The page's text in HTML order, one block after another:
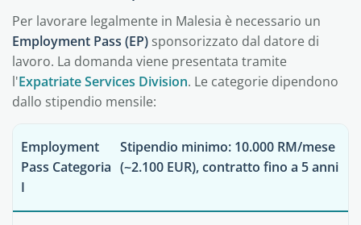
Per lavorare legalmente in Malesia è necessario un
Employment Pass (EP) sponsorizzato dal datore di
lavoro. La domanda viene presentata tramite
l'Expatriate Services Division. Le categorie dipendono
dallo stipendio mensile:
Employment
Pass Categoria
I
Stipendio minimo: 10.000 RM/mese
(~2.100 EUR), contratto fino a 5 anni